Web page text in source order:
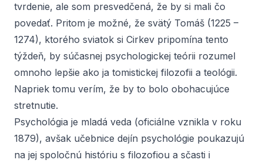
tvrdenie, ale som presvedčená, že by si mali čo
povedať. Pritom je možné, že svätý Tomáš (1225 –
1274), ktorého sviatok si Cirkev pripomína tento
týždeň, by súčasnej psychologickej teórii rozumel
omnoho lepšie ako ja tomistickej filozofii a teológii.
Napriek tomu verím, že by to bolo obohacujúce
stretnutie.
Psychológia je mladá veda (oficiálne vznikla v roku
1879), avšak učebnice dejín psychológie poukazujú
na jej spoločnú históriu s filozofiou a sčasti i